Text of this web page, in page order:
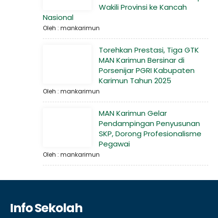
Wakili Provinsi ke Kancah
Nasional
Oleh : mankarimun
Torehkan Prestasi, Tiga GTK
MAN Karimun Bersinar di
Porsenijar PGRI Kabupaten
Karimun Tahun 2025
Oleh : mankarimun
MAN Karimun Gelar
Pendampingan Penyusunan
SKP, Dorong Profesionalisme
Pegawai
Oleh : mankarimun
Info Sekolah